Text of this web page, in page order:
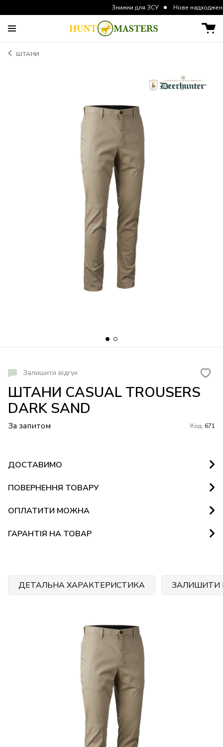
Знижки для ЗСУ Нове надходження
ШТАНИ
Залишити відгук
ШТАНИ CASUAL TROUSERS
DARK SAND
За запитом Код: 671
ДОСТАВИМО
ПОВЕРНЕННЯ ТОВАРУ
ОПЛАТИТИ МОЖНА
ГАРАНТІЯ НА ТОВАР
ДЕТАЛЬНА ХАРАКТЕРИСТИКА ЗАЛИШИТИ